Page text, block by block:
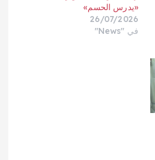
«يدرس الحسم»
26/07/2026
في "News"